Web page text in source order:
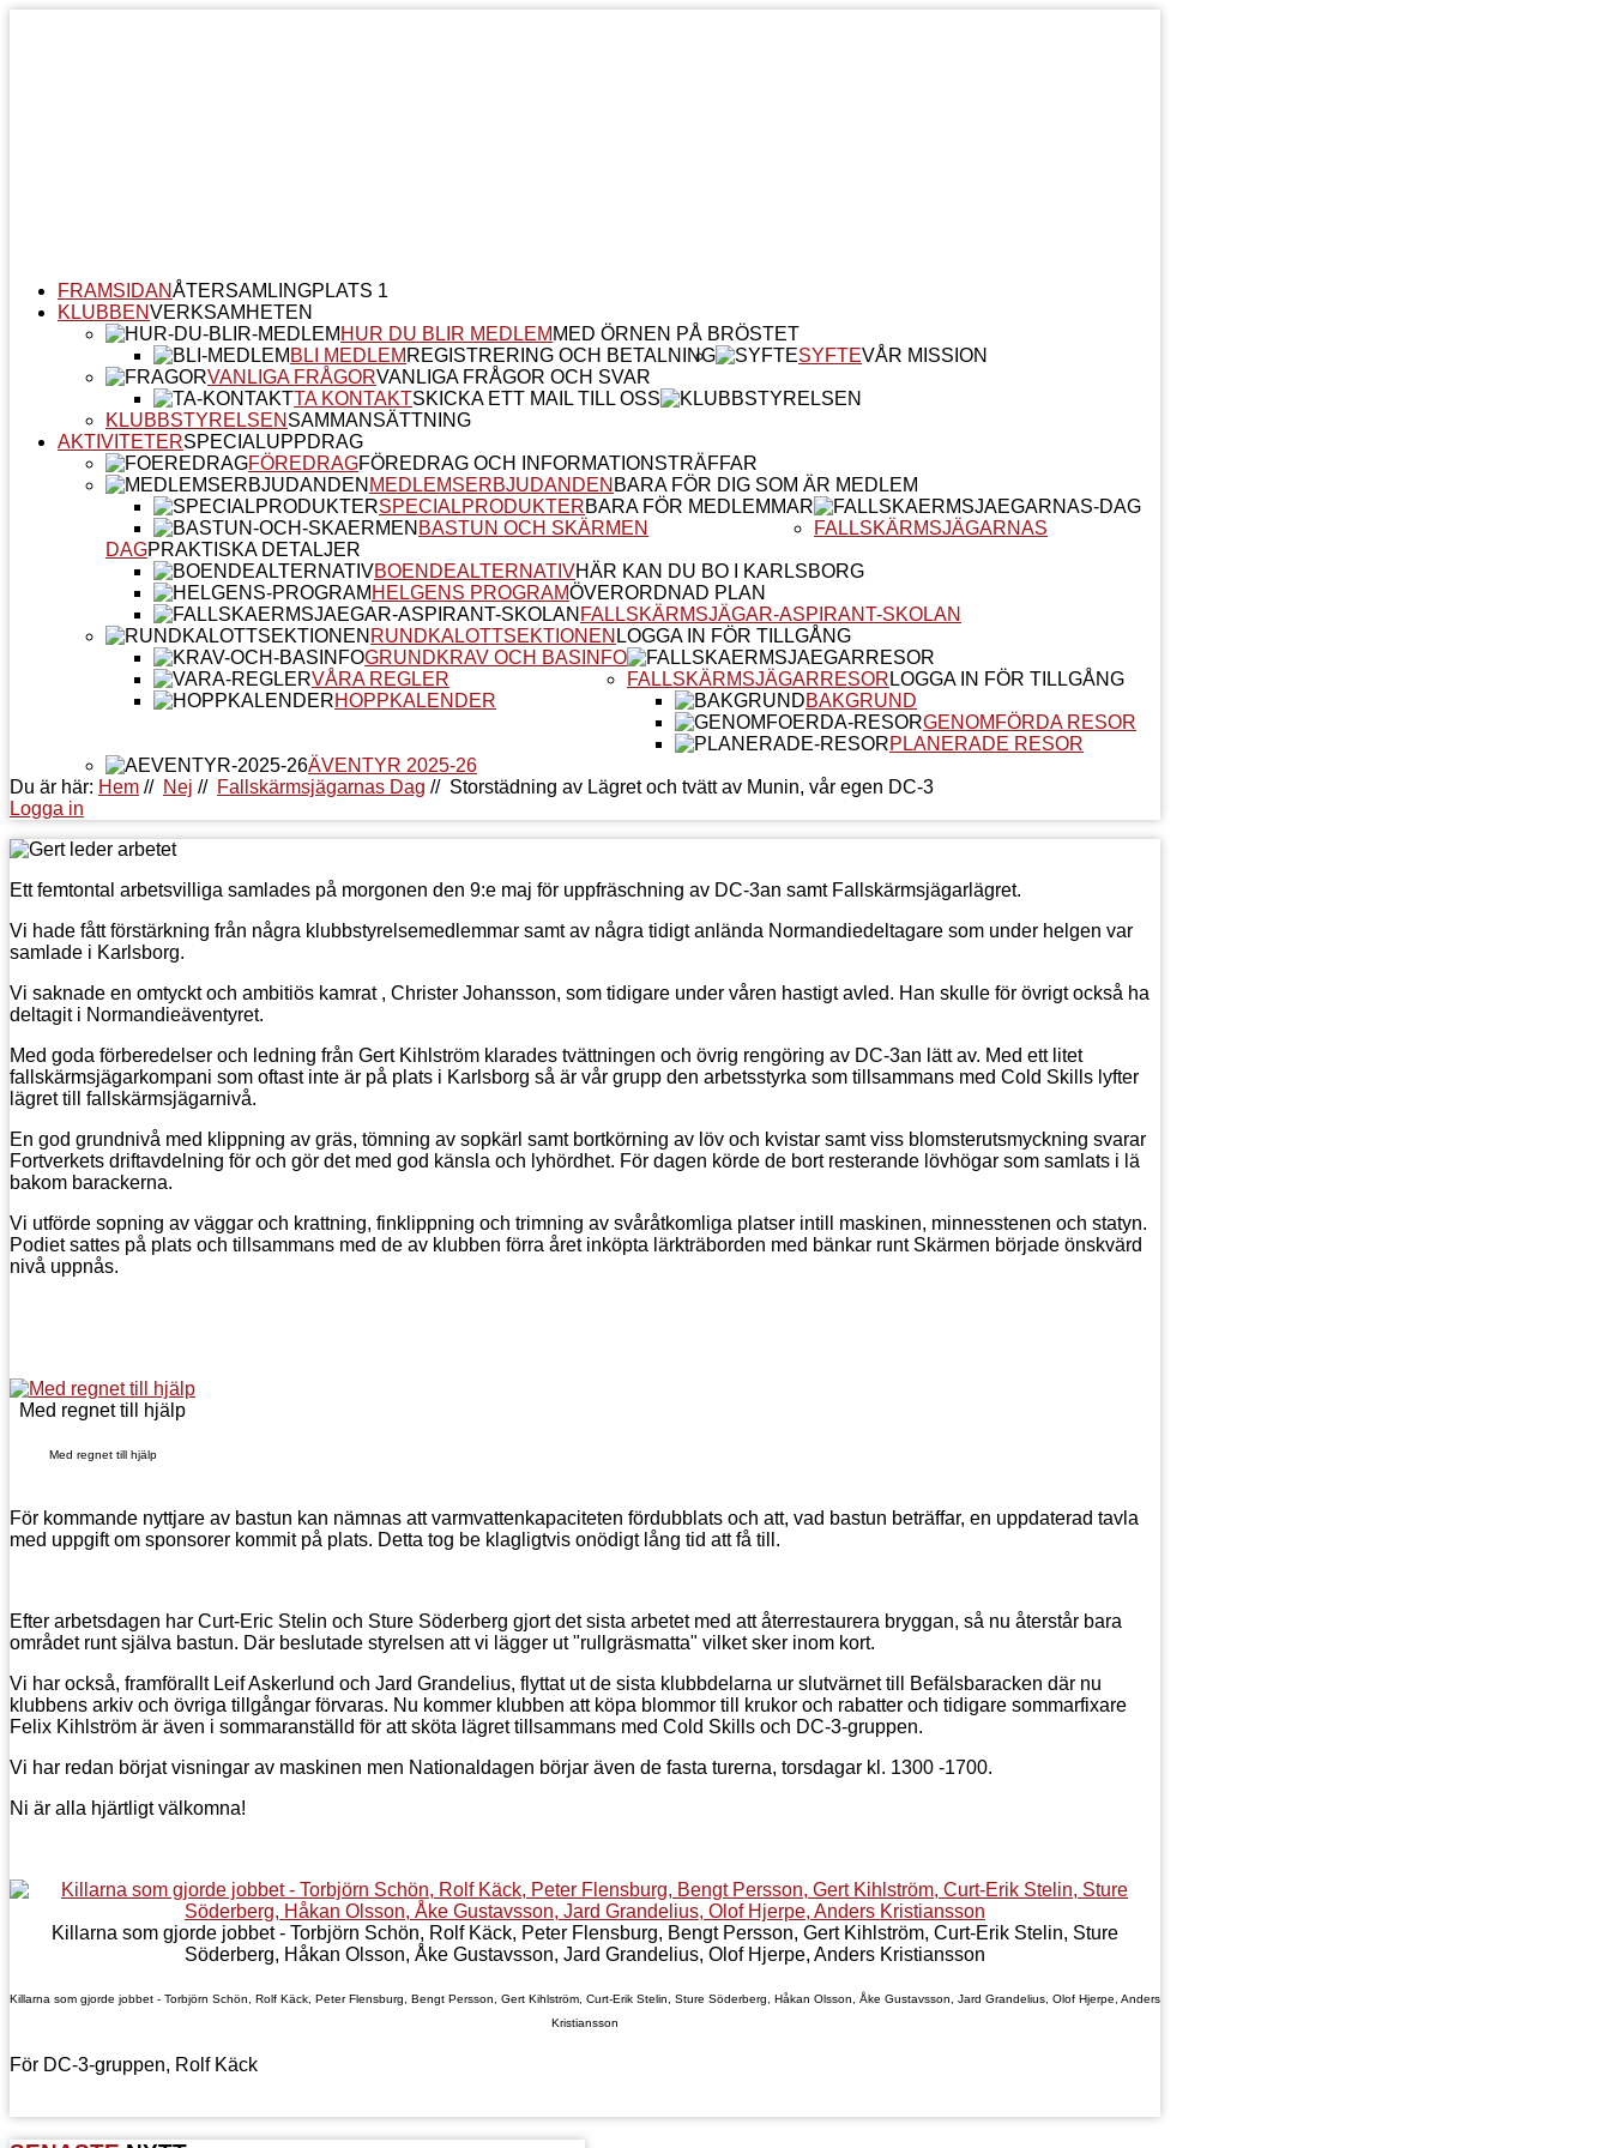
FRAMSIDANÅTERSAMLINGPLATS 1
KLUBBENVERKSAMHETEN
HUR DU BLIR MEDLEM MED ÖRNEN PÅ BRÖSTET
BLI MEDLEM REGISTRERING OCH BETALNING SYFTEVÅR MISSION
VANLIGA FRÅGORVANLIGA FRÅGOR OCH SVAR
TA KONTAKTSKICKA ETT MAIL TILL OSS
KLUBBSTYRELSEN SAMMANSÄTTNING
AKTIVITETERSPECIALUPPDRAG
FÖREDRAGFÖREDRAG OCH INFORMATIONSTRÄFFAR
MEDLEMSERBJUDANDEN BARA FÖR DIG SOM ÄR MEDLEM
SPECIALPRODUKTERBARA FÖR MEDLEMMAR
BASTUN OCH SKÄRMEN
FALLSKÄRMSJÄGARNAS
DAGPRAKTISKA DETALJER
BOENDEALTERNATIVHÄR KAN DU BO I KARLSBORG
HELGENS PROGRAMÖVERORDNAD PLAN
FALLSKÄRMSJÄGAR-ASPIRANT-SKOLAN
RUNDKALOTTSEKTIONEN LOGGA IN FÖR TILLGÅNG
GRUNDKRAV OCH BASINFO
VÅRA REGLER
HOPPKALENDER
FALLSKÄRMSJÄGARRESOR LOGGA IN FÖR TILLGÅNG
BAKGRUND
GENOMFÖRDA RESOR
PLANERADE RESOR
ÄVENTYR 2025-26
Du är här: Hem // Nej // Fallskärmsjägarnas Dag // Storstädning av Lägret och tvätt av Munin, vår egen DC-3
Logga in
Ett femtontal arbetsvilliga samlades på morgonen den 9:e maj för uppfräschning av DC-3an samt Fallskärmsjägarlägret.
Vi hade fått förstärkning från några klubbstyrelsemedlemmar samt av några tidigt anlända Normandiedeltagare som under helgen var
samlade i Karlsborg.
Vi saknade en omtyckt och ambitiös kamrat , Christer Johansson, som tidigare under våren hastigt avled. Han skulle för övrigt också ha
deltagit i Normandieäventyret.
Med goda förberedelser och ledning från Gert Kihlström klarades tvättningen och övrig rengöring av DC-3an lätt av. Med ett litet
fallskärmsjägarkompani som oftast inte är på plats i Karlsborg så är vår grupp den arbetsstyrka som tillsammans med Cold Skills lyfter
lägret till fallskärmsjägarnivå.
En god grundnivå med klippning av gräs, tömning av sopkärl samt bortkörning av löv och kvistar samt viss blomsterutsmyckning svarar
Fortverkets driftavdelning för och gör det med god känsla och lyhördhet. För dagen körde de bort resterande lövhögar som samlats i lä
bakom barackerna.
Vi utförde sopning av väggar och krattning, finklippning och trimning av svåråtkomliga platser intill maskinen, minnesstenen och statyn.
Podiet sattes på plats och tillsammans med de av klubben förra året inköpta lärkträborden med bänkar runt Skärmen började önskvärd
nivå uppnås.
Med regnet till hjälp
Med regnet till hjälp
För kommande nyttjare av bastun kan nämnas att varmvattenkapaciteten fördubblats och att, vad bastun beträffar, en uppdaterad tavla
med uppgift om sponsorer kommit på plats. Detta tog be klagligtvis onödigt lång tid att få till.
Efter arbetsdagen har Curt-Eric Stelin och Sture Söderberg gjort det sista arbetet med att återrestaurera bryggan, så nu återstår bara
området runt själva bastun. Där beslutade styrelsen att vi lägger ut "rullgräsmatta" vilket sker inom kort.
Vi har också, framförallt Leif Askerlund och Jard Grandelius, flyttat ut de sista klubbdelarna ur slutvärnet till Befälsbaracken där nu
klubbens arkiv och övriga tillgångar förvaras. Nu kommer klubben att köpa blommor till krukor och rabatter och tidigare sommarfixare
Felix Kihlström är även i sommaranställd för att sköta lägret tillsammans med Cold Skills och DC-3-gruppen.
Vi har redan börjat visningar av maskinen men Nationaldagen börjar även de fasta turerna, torsdagar kl. 1300 -1700.
Ni är alla hjärtligt välkomna!
Killarna som gjorde jobbet - Torbjörn Schön, Rolf Käck, Peter Flensburg, Bengt Persson, Gert Kihlström, Curt-Erik Stelin, Sture
Söderberg, Håkan Olsson, Åke Gustavsson, Jard Grandelius, Olof Hjerpe, Anders Kristiansson
Killarna som gjorde jobbet - Torbjörn Schön, Rolf Käck, Peter Flensburg, Bengt Persson, Gert Kihlström, Curt-Erik Stelin, Sture Söderberg, Håkan Olsson, Åke Gustavsson, Jard Grandelius, Olof Hjerpe, Anders
Kristiansson
För DC-3-gruppen, Rolf Käck